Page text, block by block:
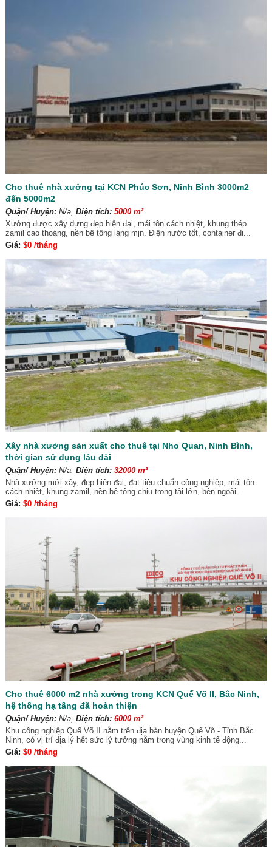
Cho thuê nhà xưởng tại KCN Phúc Sơn, Ninh Bình 3000m2
đến 5000m2
Quận/ Huyện:N/a, Diện tích: 5000 m²
Xưởng được xây dựng đẹp hiện đại, mái tôn cách nhiệt, khung thép
zamil cao thoáng, nền bê tông láng mịn. Điện nước tốt, container đi...
Giá: $0 /tháng
Xây nhà xưởng sản xuất cho thuê tại Nho Quan, Ninh Bình,
thời gian sử dụng lâu dài
Quận/ Huyện:N/a, Diện tích: 32000 m²
Nhà xưởng mới xây, đẹp hiện đại, đạt tiêu chuẩn công nghiệp, mái tôn
cách nhiệt, khung zamil, nền bê tông chịu trọng tải lớn, bên ngoài...
Giá: $0 /tháng
Cho thuê 6000 m2 nhà xưởng trong KCN Quế Võ II, Bắc Ninh,
hệ thống hạ tầng đã hoàn thiện
Quận/ Huyện:N/a, Diện tích: 6000 m²
Khu công nghiệp Quế Võ II nằm trên địa bàn huyện Quế Võ - Tỉnh Bắc
Ninh, có vị trí địa lý hết sức lý tưởng nằm trong vùng kinh tế động...
Giá: $0 /tháng